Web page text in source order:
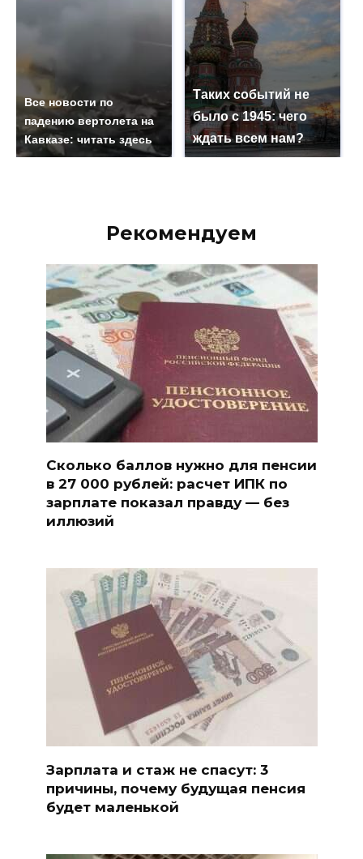
Все новости по
падению вертолета на
Кавказе: читать здесь
Таких событий не
было с 1945: чего
ждать всем нам?
Рекомендуем
Сколько баллов нужно для пенсии
в 27 000 рублей: расчет ИПК по
зарплате показал правду — без
иллюзий
Зарплата и стаж не спасут: 3
причины, почему будущая пенсия
будет маленькой